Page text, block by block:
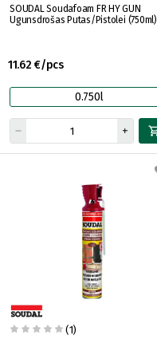
SOUDAL Soudafoam FR HY GUN
Ugunsdrošas Putas/Pistolei (750ml)
11.62 €/pcs
0.750l
(1)